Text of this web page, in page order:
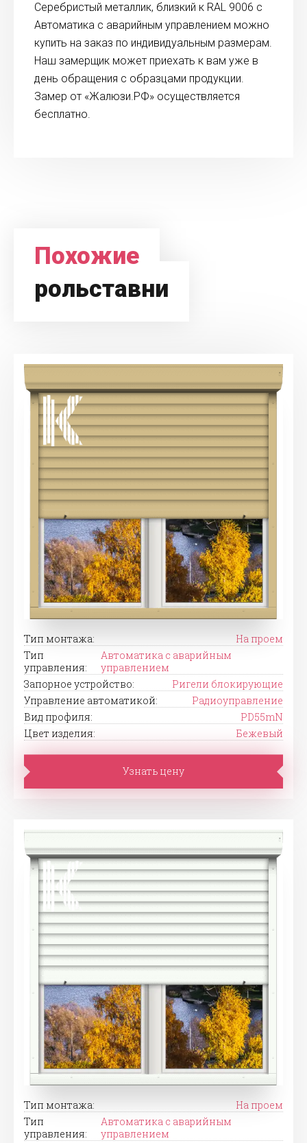
Серебристый металлик, близкий к RAL 9006 с
Автоматика с аварийным управлением можно
купить на заказ по индивидуальным размерам.
Наш замерщик может приехать к вам уже в
день обращения с образцами продукции.
Замер от «Жалюзи.РФ» осуществляется
бесплатно.
Похожие
рольставни
Тип монтажа:
На проем
Тип
управления:
Автоматика с аварийным
управлением
Запорное устройство:
Ригели блокирующие
Управление автоматикой:
Радиоуправление
Вид профиля:
PD55mN
Цвет изделия:
Бежевый
Узнать цену
Тип монтажа:
На проем
Тип
управления:
Автоматика с аварийным
управлением